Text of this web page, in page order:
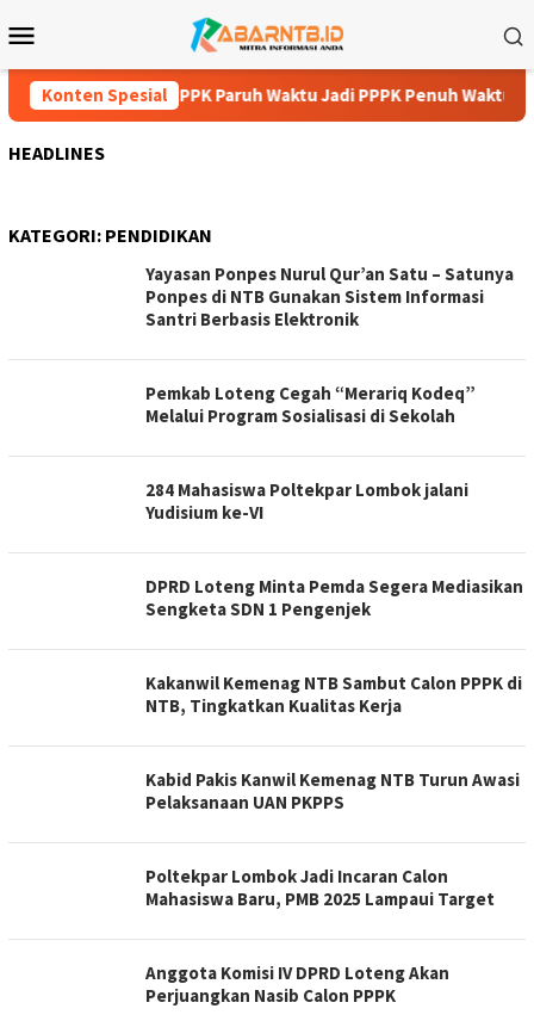
ke
Mobile
Konten Spesial
Usulan PPPK Paruh Waktu Jadi PPPK Penuh Waktu
HEADLINES
KATEGORI: PENDIDIKAN
Yayasan Ponpes Nurul Qur’an Satu – Satunya
Ponpes di NTB Gunakan Sistem Informasi
Santri Berbasis Elektronik
Pemkab Loteng Cegah “Merariq Kodeq”
Melalui Program Sosialisasi di Sekolah
284 Mahasiswa Poltekpar Lombok jalani
Yudisium ke-VI
DPRD Loteng Minta Pemda Segera Mediasikan
Sengketa SDN 1 Pengenjek
Kakanwil Kemenag NTB Sambut Calon PPPK di
NTB, Tingkatkan Kualitas Kerja
Kabid Pakis Kanwil Kemenag NTB Turun Awasi
Pelaksanaan UAN PKPPS
Poltekpar Lombok Jadi Incaran Calon
Mahasiswa Baru, PMB 2025 Lampaui Target
Anggota Komisi IV DPRD Loteng Akan
Perjuangkan Nasib Calon PPPK